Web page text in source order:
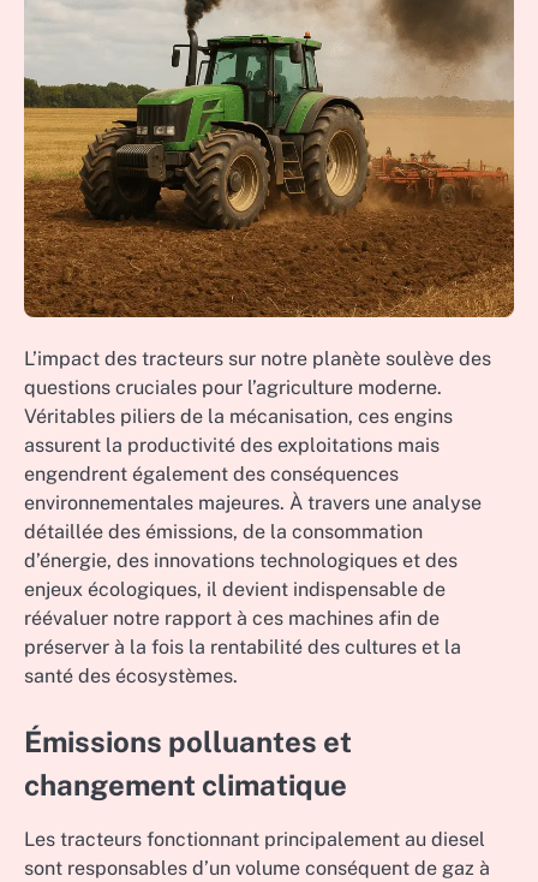
L’impact des tracteurs sur notre planète soulève des
questions cruciales pour l’agriculture moderne.
Véritables piliers de la mécanisation, ces engins
assurent la productivité des exploitations mais
engendrent également des conséquences
environnementales majeures. À travers une analyse
détaillée des émissions, de la consommation
d’énergie, des innovations technologiques et des
enjeux écologiques, il devient indispensable de
réévaluer notre rapport à ces machines afin de
préserver à la fois la rentabilité des cultures et la
santé des écosystèmes.
Émissions polluantes et
changement climatique
Les tracteurs fonctionnant principalement au diesel
sont responsables d’un volume conséquent de gaz à